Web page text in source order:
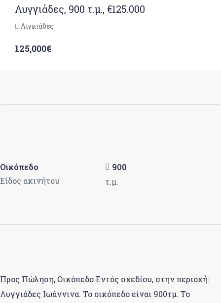
Λυγγιάδες, 900 τ.μ., €125.000
Λιγκιάδες
125,000€
Οικόπεδο
Είδος ακινήτου
900
τ.μ.
Προς Πώληση, Οικόπεδο Εντός σχεδίου, στην περιοχή:
Λυγγιάδες Ιωάννινα. Το οικόπεδο είναι 900τμ. Το